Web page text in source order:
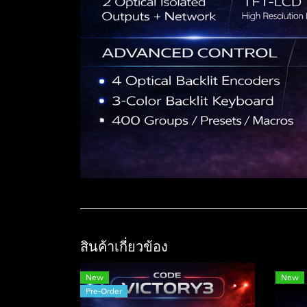
สินค้าเกี่ยวข้อง
New
Pre-Order
New